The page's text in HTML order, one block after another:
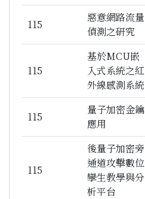
115
惡意網路流量
偵測之研究
115
基於MCU嵌
入式系統之紅
外線感測系統
115
量子加密金鑰
應用
115
後量子加密旁
通道攻擊數位
孿生教學與分
析平台